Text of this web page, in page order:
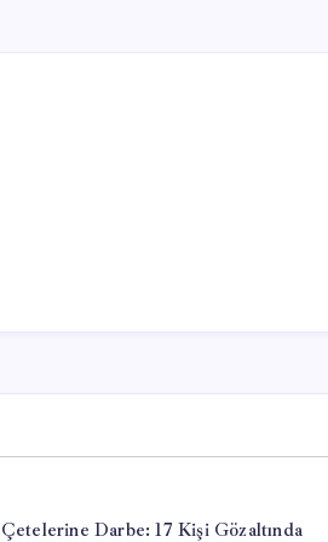
Darbe: 17 Kişi Gözaltında